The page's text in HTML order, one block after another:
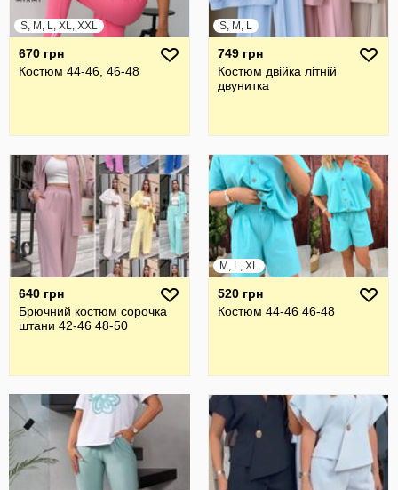
S, M, L, XL, XXL
670 грн
Костюм 44-46, 46-48
S, M, L
749 грн
Костюм двійка літній
двунитка
640 грн
Брючний костюм сорочка
штани 42-46 48-50
M, L, XL
520 грн
Костюм 44-46 46-48